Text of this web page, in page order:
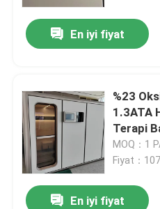
En iyi fiyat
%23
1.3ATA
Terapi
MOQ：1
Fiyat：
En iyi fiyat